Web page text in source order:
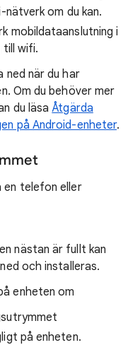
om du kan.
mobildataanslutning i
till wifi.
ned när du har
Om du behöver mer
du läsaÅtgärda
på Android-enheter.
en telefon eller
nästan är fullt kan
och installeras.
enheten om
på enheten.